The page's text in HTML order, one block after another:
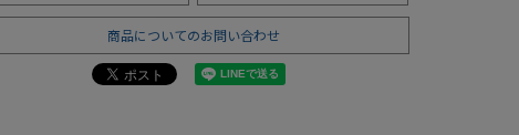
商品についてのお問い合わせ